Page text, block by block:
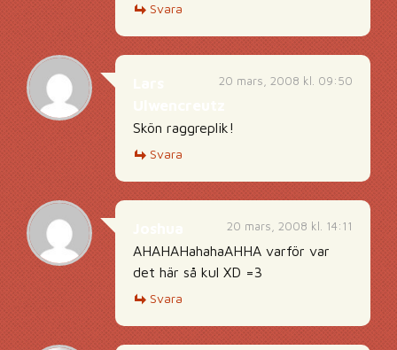
Svara
20 mars, 2008 kl. 09:50
Skön raggreplik!
Svara
20 mars, 2008 kl. 14:11
AHAHAHahahaAHHA varför var
det här så kul XD =3
Svara